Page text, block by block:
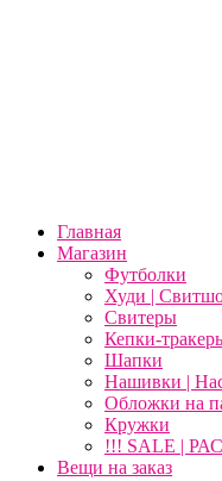
Главная
Магазин
Футболки
Худи |
Свитеры
Кепки-
Шапки
Нашивки |
Обложки на
Кружки
!!! SALE |
Вещи на заказ